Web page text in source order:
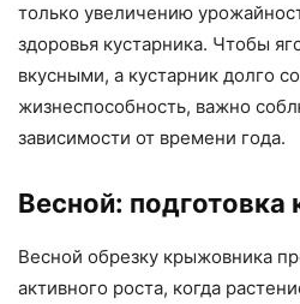
только увеличению
здоровья кустарника. Чтобы
вкусными, а кустарник долго
жизнеспособность, важно
зависимости от времени года.
Весной:
Весной обрезку крыжовника
активного роста, когда